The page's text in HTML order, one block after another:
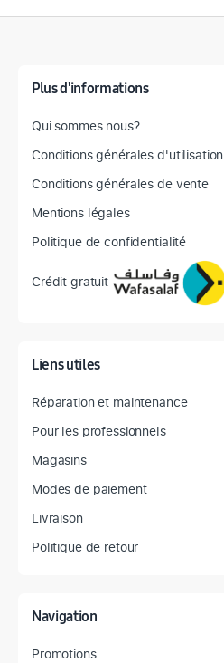
Plus d'informations
Qui sommes nous?
Conditions générales d'utilisation
Conditions générales de vente
Mentions légales
Politique de confidentialité
Crédit gratuit
Liens utiles
Réparation et maintenance
Pour les professionnels
Magasins
Modes de paiement
Livraison
Politique de retour
Navigation
Promotions